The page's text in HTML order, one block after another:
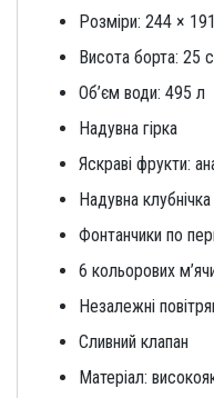
Розміри: 244 ×
Висота борта: 25
Об’єм води: 495 л
Надувна гірка
Яскраві фрукти:
Надувна
Фонтанчики по
6 кольорових
Незалежні
Сливний клапан
Матеріал: